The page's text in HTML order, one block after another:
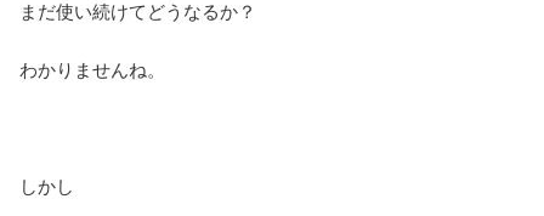
まだ使い続けてどうなるか？
わかりませんね。
しかし